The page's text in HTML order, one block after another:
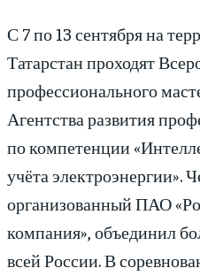
С 7 по 13 сентября на
Татарстан проходят
профессионального
Агентства развития
по компетенции
учёта электроэнергии».
организованный ПАО
компания», объединил
всей России. В